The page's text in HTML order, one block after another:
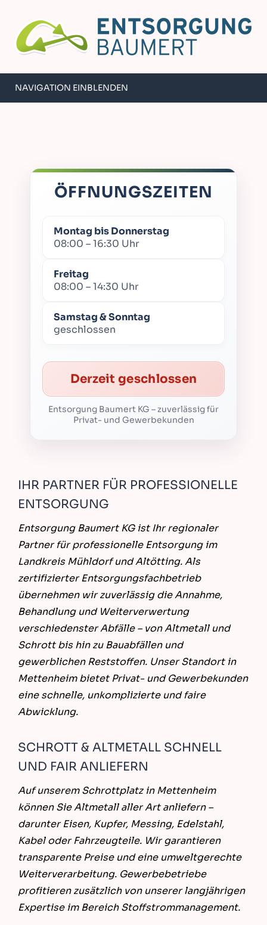
NAVIGATION EINBLENDEN
ÖFFNUNGSZEITEN
Montag bis Donnerstag
08:00 – 16:30 Uhr
Freitag
08:00 – 14:30 Uhr
Samstag & Sonntag
geschlossen
Derzeit geschlossen
Entsorgung Baumert KG – zuverlässig für
Privat- und Gewerbekunden
IHR PARTNER FÜR PROFESSIONELLE
ENTSORGUNG
Entsorgung Baumert KG ist Ihr regionaler
Partner für professionelle Entsorgung im
Landkreis Mühldorf und Altötting. Als
zertifizierter Entsorgungsfachbetrieb
übernehmen wir zuverlässig die Annahme,
Behandlung und Weiterverwertung
verschiedenster Abfälle – von Altmetall und
Schrott bis hin zu Bauabfällen und
gewerblichen Reststoffen. Unser Standort in
Mettenheim bietet Privat- und Gewerbekunden
eine schnelle, unkomplizierte und faire
Abwicklung.
SCHROTT & ALTMETALL SCHNELL
UND FAIR ANLIEFERN
Auf unserem Schrottplatz in Mettenheim
können Sie Altmetall aller Art anliefern –
darunter Eisen, Kupfer, Messing, Edelstahl,
Kabel oder Fahrzeugteile. Wir garantieren
transparente Preise und eine umweltgerechte
Weiterverarbeitung. Gewerbebetriebe
profitieren zusätzlich von unserer langjährigen
Expertise im Bereich Stoffstrommanagement.